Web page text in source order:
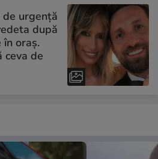
urgență
după
oraș.
ceva de